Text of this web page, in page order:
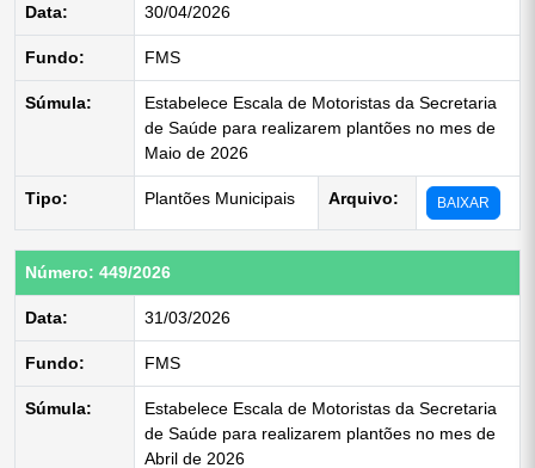
Data: 30/04/2026
Fundo: FMS
Súmula:
Estabelece Escala de Motoristas da Secretaria
de Saúde para realizarem plantões no mes de
Maio de 2026
Tipo: Plantões Municipais Arquivo: BAIXAR
Número: 449/2026
Data: 31/03/2026
Fundo: FMS
Súmula:
Estabelece Escala de Motoristas da Secretaria
de Saúde para realizarem plantões no mes de
Abril de 2026